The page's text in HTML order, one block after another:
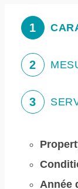
1
2
3
Année